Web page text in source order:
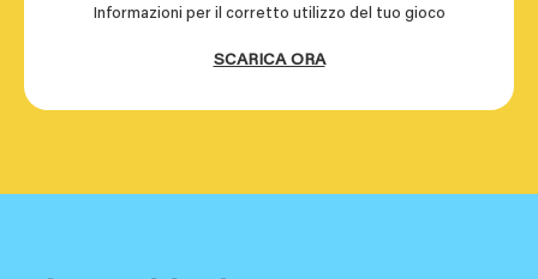
Informazioni per il corretto utilizzo del tuo gioco
SCARICA ORA